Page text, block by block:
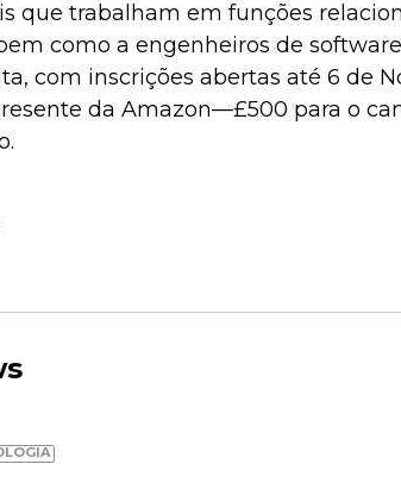
que trabalham em funções
como a engenheiros de
com inscrições abertas até 6 de
da Amazon—£500 para o